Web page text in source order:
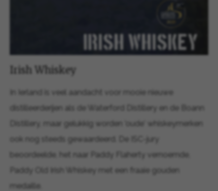
Irish Whiskey
In Ierland is veel aandacht voor mooie nieuwe
distilleerderijen als de Waterford Distillery en de Boann
Distillery, maar gelukkig worden 'oude' whiskeymerken
ook nog steeds gewaardeerd. De ISC-jury
beoordeelde, het naar Paddy Flaherty vernoemde,
Paddy Old Irish Whiskey met een fraaie gouden
medaille.